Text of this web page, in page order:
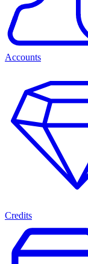
Accounts
Credits